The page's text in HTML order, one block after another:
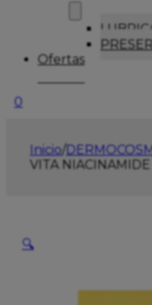
Ofertas
0
Inicio/
VITA
🔍